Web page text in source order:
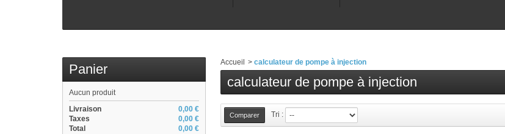
Panier
Aucun produit
0,00 €
Livraison
0,00 €
Taxes
0,00 €
Total
Accueil > calculateur de pompe à injection
calculateur de pompe à injection
Tri :